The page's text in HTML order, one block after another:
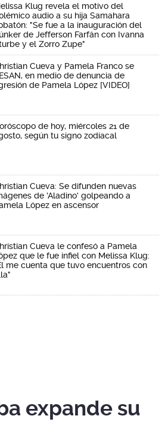
Klug revela el motivo del
audio a su hija Samahara
"Se fue a la inauguración del
de Jefferson Farfán con Ivanna
y el Zorro Zupe"
Cueva y Pamela Franco se
en medio de denuncia de
de Pamela López [VIDEO]
de hoy, miércoles 21 de
según tu signo zodiacal
Cueva: Se difunden nuevas
de 'Aladino' golpeando a
López en ascensor
Cueva le confesó a Pamela
que le fue infiel con Melissa Klug:
me cuenta que tuvo encuentros con
expande su